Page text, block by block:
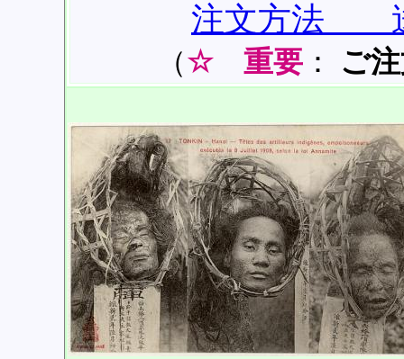
注文方法
（☆ 重要： ご